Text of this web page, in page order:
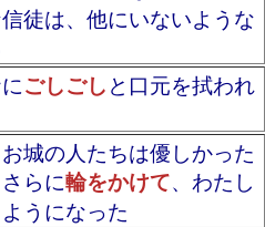
徒は、他にいないような
ごしごしと口元を拭われ
城の人たちは優しかった
らに輪をかけて、わたし
うになった